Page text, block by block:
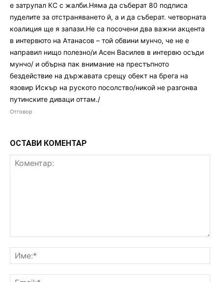
е затрупал КС с жалби.Няма да съберат 80 подписа
пуделите за отстраняването й, а и да съберат. четворната
коалиция ще я запази.Не са посочени два важни акцента
в интервюто на Атанасов – той обвини мунчо, че не е
направил нищо полезно/и Асен Василев в интервю осъди
мунчо/ и обърна пак внимание на престъпното
бездействие на държавата срещу обект на брега на
язовир Искър на руското посолство/никой не разгонва
путинските диваци оттам./
Отговор
ОСТАВИ КОМЕНТАР